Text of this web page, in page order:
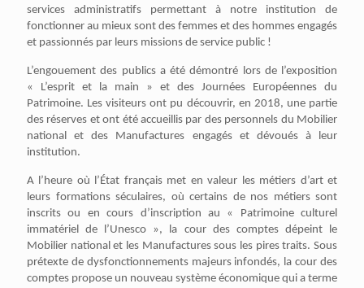
services administratifs permettant à notre institution de
fonctionner au mieux sont des femmes et des hommes engagés
et passionnés par leurs missions de service public !
L’engouement des publics a été démontré lors de l’exposition
« L’esprit et la main » et des Journées Européennes du
Patrimoine. Les visiteurs ont pu découvrir, en 2018, une partie
des réserves et ont été accueillis par des personnels du Mobilier
national et des Manufactures engagés et dévoués à leur
institution.
A l’heure où l’État français met en valeur les métiers d’art et
leurs formations séculaires, où certains de nos métiers sont
inscrits ou en cours d’inscription au « Patrimoine culturel
immatériel de l’Unesco », la cour des comptes dépeint le
Mobilier national et les Manufactures sous les pires traits. Sous
prétexte de dysfonctionnements majeurs infondés, la cour des
comptes propose un nouveau système économique qui a terme